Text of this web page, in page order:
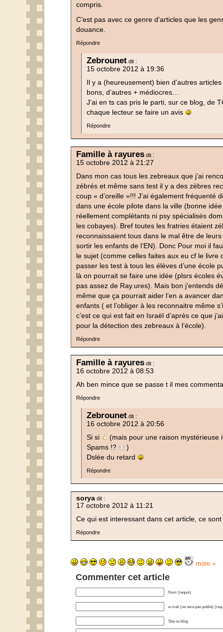
compris.
C’est pas avec ce genre d’articles que les
douance.
Répondre
Zebrounet dit :
15 octobre 2012 à 19:36
Il y a (heureusement) bien d’autres
bons, d’autres + médiocres…
J’ai en ts cas pris le parti, sur ce blog, de
chaque lecteur se faire un avis
Répondre
Famille à rayures dit :
15 octobre 2012 à 21:27
Dans mon cas tous les zebreaux que j’ai
zébrés et même sans test il y a des zèbres
coup « d’oreille »!!! J’ai également fréquenté
dans une école pilote dans la ville (bonne
réellement complétants ni psy spécialisés
les cobayes). Bref toutes les fratries étaient
reconnaissaient tous dans le mal être de
sortir les enfants de l’EN). Donc Pour moi il
le sujet (comme celles faites aux eu cf le livre
passer les test à tous les élèves d’une école
là on pourrait se faire une idée (plsrs écoles
pas assez de Ray.ures). Mais bon j’entends
même que ça pourrait aider l’en a avancer
enfants ( et l’obliger à les reconnaitre même
c’est ce qui est fait en Israël d’après ce que
pour la détection des zebreaux à l’école).
Répondre
Famille à rayures dit :
16 octobre 2012 à 08:53
Ah ben mince que se passe t il mes
Répondre
Zebrounet dit :
16 octobre 2012 à 20:56
Si si
(mais pour une raison mystérieuse
Spams !?
)
Dslée du retard
Répondre
sorya dit :
17 octobre 2012 à 11:21
Ce qui est interessant dans cet article, ce
Répondre
more »
Commenter cet article
Nom (requis)
e-mail (ne sera pas publié)
Site ou blog